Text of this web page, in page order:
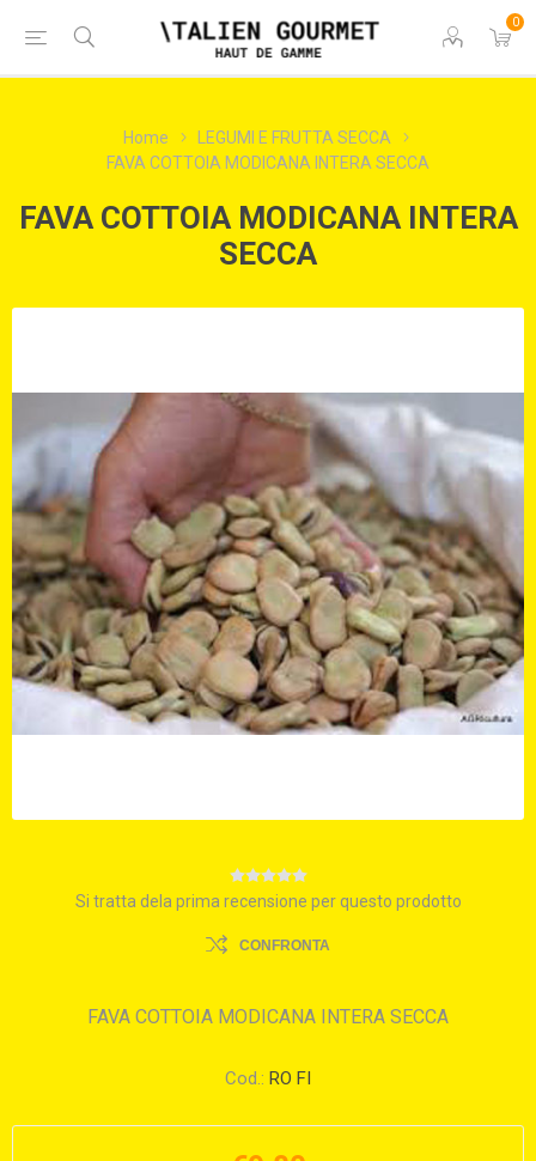
0
Home
LEGUMI E FRUTTA SECCA
FAVA COTTOIA MODICANA INTERA SECCA
FAVA COTTOIA MODICANA INTERA
SECCA
Si tratta dela prima recensione per questo prodotto
CONFRONTA
FAVA COTTOIA MODICANA INTERA SECCA
Cod.: RO FI